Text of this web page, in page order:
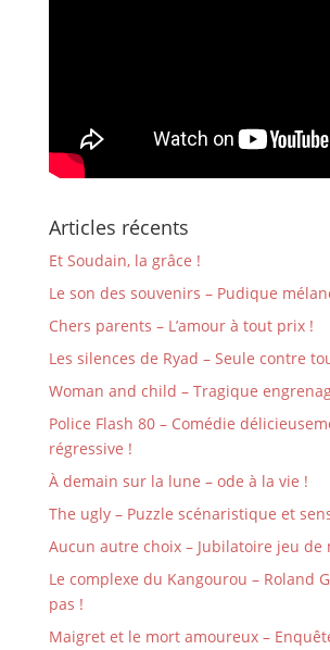
Articles récents
Et Soudain, la grâce !
Le son des souvenirs – Pudique
Chers parents – L’amour à tout prix !
Les silences de Ryad – Seule contre
Woman and child – Tragique
Police Flash 80 – Comédie
régressive !
À demain sur la lune – ode à la vie !
The ugly – Puzzle scénaristique et
Aucun autre choix – Jubilatoire jeu de
Le complexe du Kangourou – Roland
pas !
Maigret et le mort amoureux –